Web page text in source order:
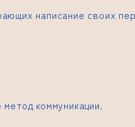
написание своих
коммуникации.